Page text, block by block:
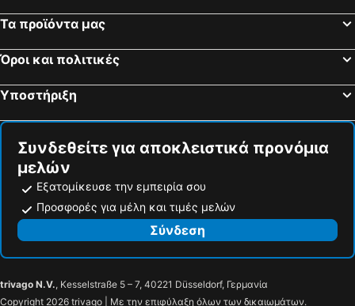
Τα προϊόντα μας
Όροι και πολιτικές
Υποστήριξη
Συνδεθείτε για αποκλειστικά προνόμια
μελών
Εξατομίκευσε την εμπειρία σου
Προσφορές για μέλη και τιμές μελών
Σύνδεση
trivago N.V., Kesselstraße 5 – 7, 40221 Düsseldorf, Γερμανία
Copyright 2026 trivago | Με την επιφύλαξη όλων των δικαιωμάτων.